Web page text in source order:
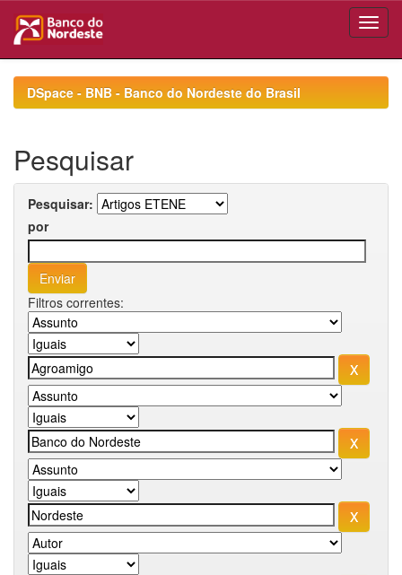
navigationDSpace - BNB - Banco do Nordeste do Brasil
Pesquisar
Pesquisar:
por
Filtros correntes: